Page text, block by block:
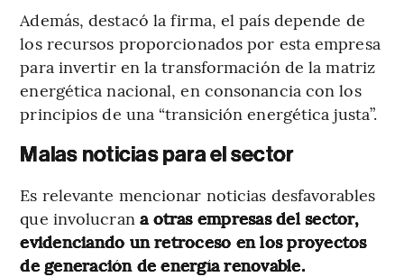
Además, destacó la firma, el país depende de
los recursos proporcionados por esta empresa
para invertir en la transformación de la matriz
energética nacional, en consonancia con los
principios de una “transición energética justa”.
Malas noticias para el sector
Es relevante mencionar noticias desfavorables
que involucran a otras empresas del sector,
evidenciando un retroceso en los proyectos
de generación de energía renovable.